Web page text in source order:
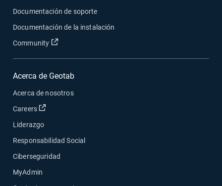
Documentación de soporte
Documentación de la instalación
Community
Abrir en una nueva ventana
Acerca de Geotab
Acerca de nosotros
Careers
Abrir en una nueva ventana
Liderazgo
Responsabilidad Social
Ciberseguridad
MyAdmin